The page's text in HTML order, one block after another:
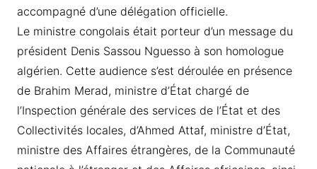
accompagné d’une délégation officielle.
Le ministre congolais était porteur d’un message du
président Denis Sassou Nguesso à son homologue
algérien. Cette audience s’est déroulée en présence
de Brahim Merad, ministre d’État chargé de
l’Inspection générale des services de l’État et des
Collectivités locales, d’Ahmed Attaf, ministre d’État,
ministre des Affaires étrangères, de la Communauté